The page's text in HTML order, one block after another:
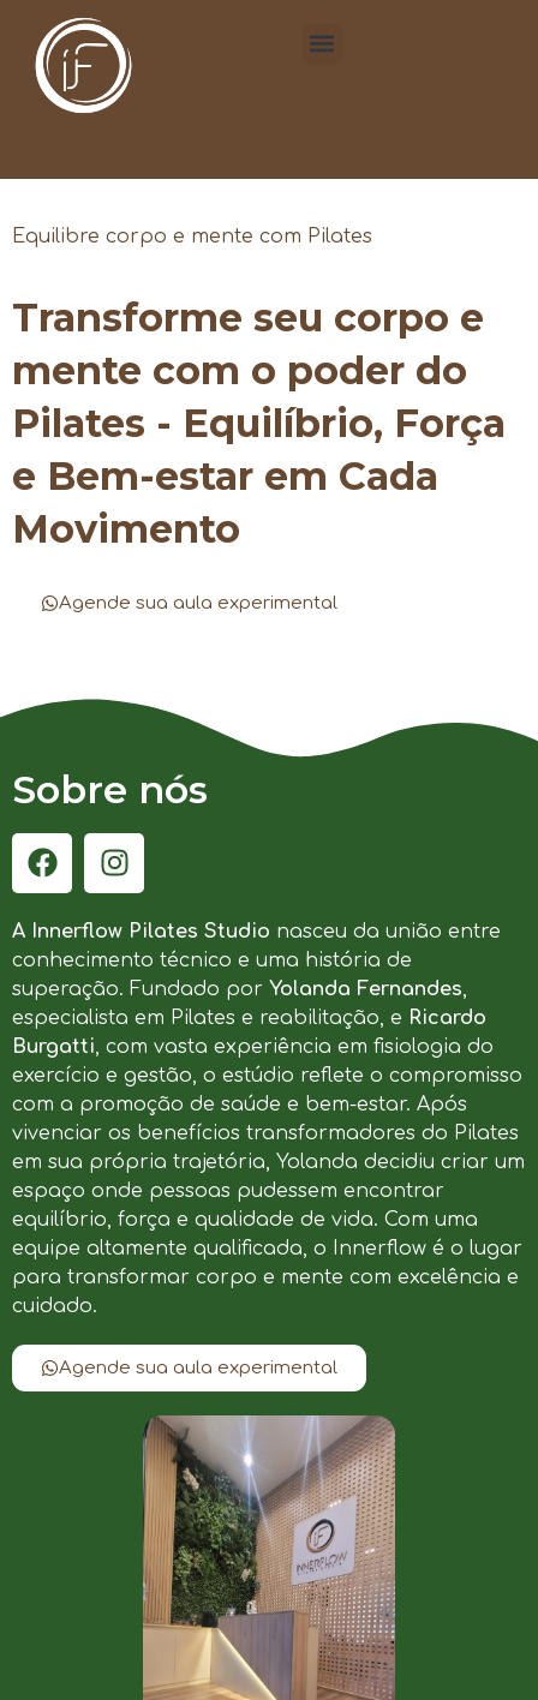
Equilibre corpo e mente com Pilates
Transforme seu corpo e
mente com o poder do
Pilates - Equilíbrio, Força
e Bem-estar em Cada
Movimento
Agende sua aula experimental
Sobre nós
A Innerflow Pilates Studio nasceu da união entre
conhecimento técnico e uma história de
superação. Fundado por Yolanda Fernandes,
especialista em Pilates e reabilitação, e Ricardo
Burgatti, com vasta experiência em fisiologia do
exercício e gestão, o estúdio reflete o compromisso
com a promoção de saúde e bem-estar. Após
vivenciar os benefícios transformadores do Pilates
em sua própria trajetória, Yolanda decidiu criar um
espaço onde pessoas pudessem encontrar
equilíbrio, força e qualidade de vida. Com uma
equipe altamente qualificada, o Innerflow é o lugar
para transformar corpo e mente com excelência e
cuidado.
Agende sua aula experimental